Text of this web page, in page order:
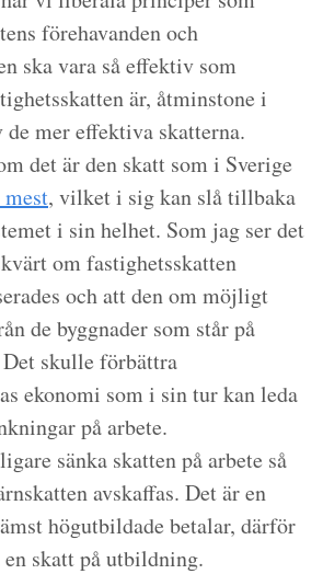
förehavanden och
ska vara så effektiv som
är, åtminstone i
de mer effektiva skatterna.
det är den skatt som i Sverige
, vilket i sig kan slå tillbaka
i sin helhet. Som jag ser det
om fastighetsskatten
och att den om möjligt
de byggnader som står på
skulle förbättra
ekonomi som i sin tur kan leda
på arbete.
sänka skatten på arbete så
avskaffas. Det är en
högutbildade betalar, därför
en skatt på utbildning.